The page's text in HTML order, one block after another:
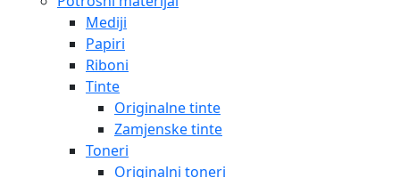
Mediji
Papiri
Riboni
Tinte
Originalne tinte
Zamjenske tinte
Toneri
Originalni toneri